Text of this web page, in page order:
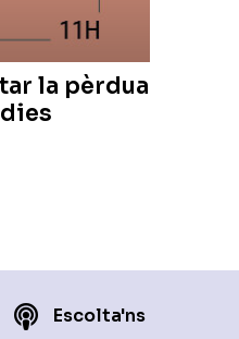
la pèrdua
Escolta'ns